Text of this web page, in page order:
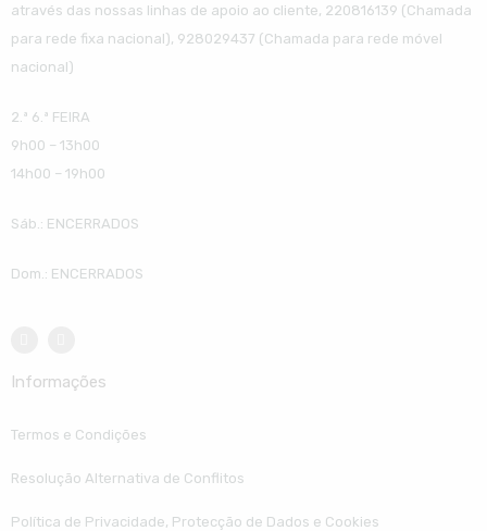
através das nossas linhas de apoio ao cliente, 220816139 (Chamada
para rede fixa nacional), 928029437 (Chamada para rede móvel
nacional)
2.ª 6.ª FEIRA
9h00 – 13h00
14h00 – 19h00
Sáb.: ENCERRADOS
Dom.: ENCERRADOS
Informações
Termos e Condições
Resolução Alternativa de Conflitos
Política de Privacidade, Protecção de Dados e Cookies